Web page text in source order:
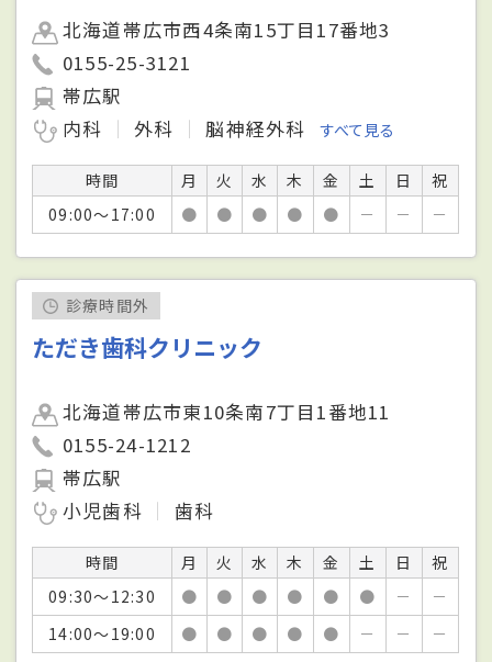
北海道帯広市西4条南15丁目17番地3
0155-25-3121
帯広駅
内科
外科 脳神経外科 すべて見る
時間 月 火 水 木 金 土 日
祝
09:00～17:00
● ● ● ● ● － － －
診療時間外
ただき歯科クリニック
北海道帯広市東10条南7丁目1番地11
0155-24-1212
帯広駅
小児歯科
歯科
時間 月 火 水 木 金 土 日
祝
09:30～12:30
● ● ● ● ● ● －
－
14:00～19:00
● ● ● ● ● － － －